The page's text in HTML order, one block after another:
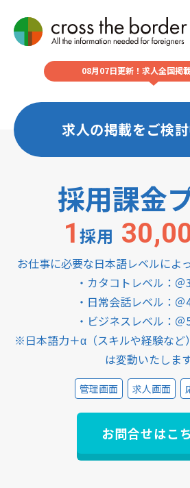
08月07日更新！求人全国掲
求人の掲載をご検
採用課金
1採用
お仕事に必要な日本語レベルによ
・カタコトレベル：
・日常会話レベル：
・ビジネスレベル：
※日本語力＋α（スキルや経験など
は変動いたします
管理画面 求人画面
お問合せはこ